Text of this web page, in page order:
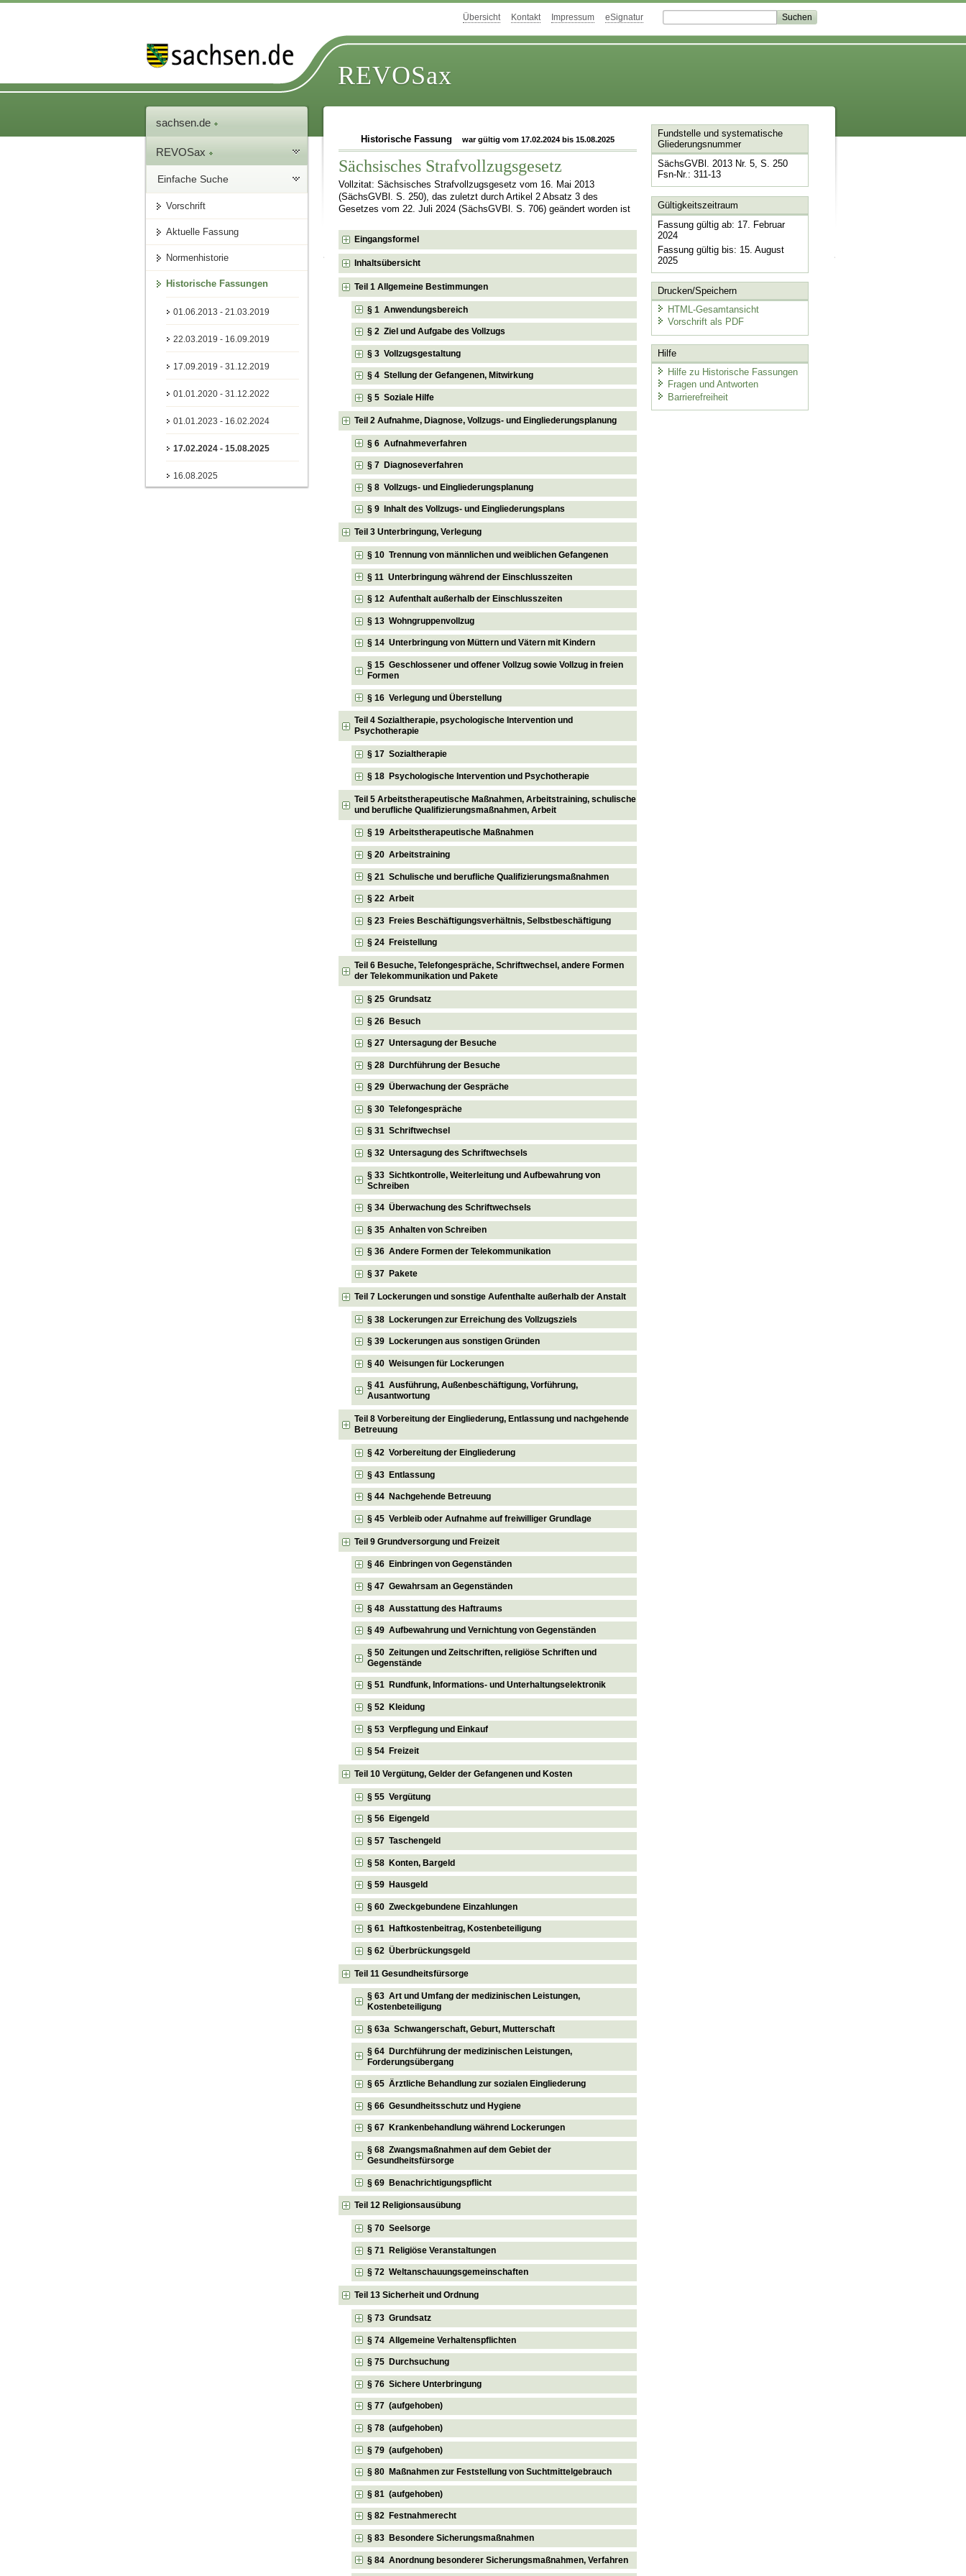
Übersicht Kontakt Impressum eSignatur
REVOSax
sachsen.de
REVOSax
Einfache Suche
Vorschrift
Aktuelle Fassung
Normenhistorie
Historische Fassungen
01.06.2013 - 21.03.2019
22.03.2019 - 16.09.2019
17.09.2019 - 31.12.2019
01.01.2020 - 31.12.2022
01.01.2023 - 16.02.2024
17.02.2024 - 15.08.2025
16.08.2025
Historische Fassung war gültig vom 17.02.2024 bis 15.08.2025
Sächsisches Strafvollzugsgesetz
Vollzitat: Sächsisches Strafvollzugsgesetz vom 16. Mai 2013
(SächsGVBl. S. 250), das zuletzt durch Artikel 2 Absatz 3 des
Gesetzes vom 22. Juli 2024 (SächsGVBl. S. 706) geändert worden ist
Eingangsformel
Inhaltsübersicht
Teil 1 Allgemeine Bestimmungen
§ 1 Anwendungsbereich
§ 2 Ziel und Aufgabe des Vollzugs
§ 3 Vollzugsgestaltung
§ 4 Stellung der Gefangenen, Mitwirkung
§ 5 Soziale Hilfe
Teil 2 Aufnahme, Diagnose, Vollzugs- und Eingliederungsplanung
§ 6 Aufnahmeverfahren
§ 7 Diagnoseverfahren
§ 8 Vollzugs- und Eingliederungsplanung
§ 9 Inhalt des Vollzugs- und Eingliederungsplans
Teil 3 Unterbringung, Verlegung
§ 10 Trennung von männlichen und weiblichen Gefangenen
§ 11 Unterbringung während der Einschlusszeiten
§ 12 Aufenthalt außerhalb der Einschlusszeiten
§ 13 Wohngruppenvollzug
§ 14 Unterbringung von Müttern und Vätern mit Kindern
§ 15 Geschlossener und offener Vollzug sowie Vollzug in freien
Formen
§ 16 Verlegung und Überstellung
Teil 4 Sozialtherapie, psychologische Intervention und
Psychotherapie
§ 17 Sozialtherapie
§ 18 Psychologische Intervention und Psychotherapie
Teil 5 Arbeitstherapeutische Maßnahmen, Arbeitstraining, schulische
und berufliche Qualifizierungsmaßnahmen, Arbeit
§ 19 Arbeitstherapeutische Maßnahmen
§ 20 Arbeitstraining
§ 21 Schulische und berufliche Qualifizierungsmaßnahmen
§ 22 Arbeit
§ 23 Freies Beschäftigungsverhältnis, Selbstbeschäftigung
§ 24 Freistellung
Teil 6 Besuche, Telefongespräche, Schriftwechsel, andere Formen
der Telekommunikation und Pakete
§ 25 Grundsatz
§ 26 Besuch
§ 27 Untersagung der Besuche
§ 28 Durchführung der Besuche
§ 29 Überwachung der Gespräche
§ 30 Telefongespräche
§ 31 Schriftwechsel
§ 32 Untersagung des Schriftwechsels
§ 33 Sichtkontrolle, Weiterleitung und Aufbewahrung von
Schreiben
§ 34 Überwachung des Schriftwechsels
§ 35 Anhalten von Schreiben
§ 36 Andere Formen der Telekommunikation
§ 37 Pakete
Teil 7 Lockerungen und sonstige Aufenthalte außerhalb der Anstalt
§ 38 Lockerungen zur Erreichung des Vollzugsziels
§ 39 Lockerungen aus sonstigen Gründen
§ 40 Weisungen für Lockerungen
§ 41 Ausführung, Außenbeschäftigung, Vorführung,
Ausantwortung
Teil 8 Vorbereitung der Eingliederung, Entlassung und nachgehende
Betreuung
§ 42 Vorbereitung der Eingliederung
§ 43 Entlassung
§ 44 Nachgehende Betreuung
§ 45 Verbleib oder Aufnahme auf freiwilliger Grundlage
Teil 9 Grundversorgung und Freizeit
§ 46 Einbringen von Gegenständen
§ 47 Gewahrsam an Gegenständen
§ 48 Ausstattung des Haftraums
§ 49 Aufbewahrung und Vernichtung von Gegenständen
§ 50 Zeitungen und Zeitschriften, religiöse Schriften und
Gegenstände
§ 51 Rundfunk, Informations- und Unterhaltungselektronik
§ 52 Kleidung
§ 53 Verpflegung und Einkauf
§ 54 Freizeit
Teil 10 Vergütung, Gelder der Gefangenen und Kosten
§ 55 Vergütung
§ 56 Eigengeld
§ 57 Taschengeld
§ 58 Konten, Bargeld
§ 59 Hausgeld
§ 60 Zweckgebundene Einzahlungen
§ 61 Haftkostenbeitrag, Kostenbeteiligung
§ 62 Überbrückungsgeld
Teil 11 Gesundheitsfürsorge
§ 63 Art und Umfang der medizinischen Leistungen,
Kostenbeteiligung
§ 63a Schwangerschaft, Geburt, Mutterschaft
§ 64 Durchführung der medizinischen Leistungen,
Forderungsübergang
§ 65 Ärztliche Behandlung zur sozialen Eingliederung
§ 66 Gesundheitsschutz und Hygiene
§ 67 Krankenbehandlung während Lockerungen
§ 68 Zwangsmaßnahmen auf dem Gebiet der
Gesundheitsfürsorge
§ 69 Benachrichtigungspflicht
Teil 12 Religionsausübung
§ 70 Seelsorge
§ 71 Religiöse Veranstaltungen
§ 72 Weltanschauungsgemeinschaften
Teil 13 Sicherheit und Ordnung
§ 73 Grundsatz
§ 74 Allgemeine Verhaltenspflichten
§ 75 Durchsuchung
§ 76 Sichere Unterbringung
§ 77 (aufgehoben)
§ 78 (aufgehoben)
§ 79 (aufgehoben)
§ 80 Maßnahmen zur Feststellung von Suchtmittelgebrauch
§ 81 (aufgehoben)
§ 82 Festnahmerecht
§ 83 Besondere Sicherungsmaßnahmen
§ 84 Anordnung besonderer Sicherungsmaßnahmen, Verfahren
Fundstelle und systematische
Gliederungsnummer
SächsGVBl. 2013 Nr. 5, S. 250
Fsn-Nr.: 311-13
Gültigkeitszeitraum
Fassung gültig ab: 17. Februar
2024
Fassung gültig bis: 15. August
2025
Drucken/Speichern
HTML-Gesamtansicht
Vorschrift als PDF
Hilfe
Hilfe zu Historische Fassungen
Fragen und Antworten
Barrierefreiheit